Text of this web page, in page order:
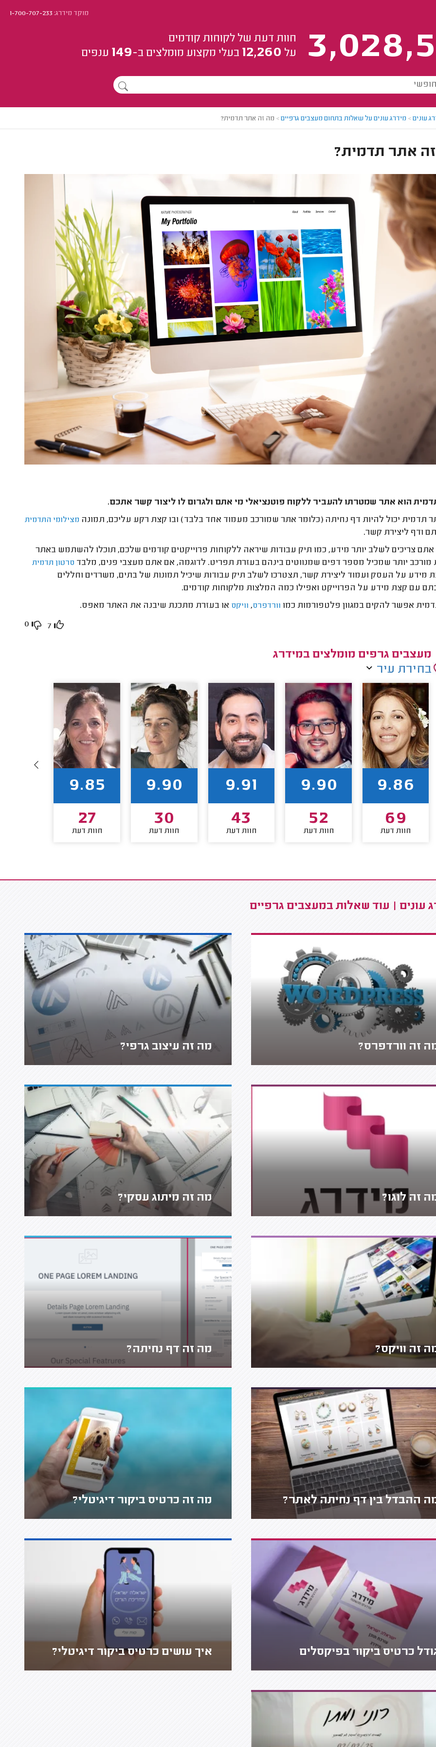
מוקד מידרג:1-700-707-233
חוות דעת של לקוחות קודמים
על 12,260 בעלי מקצוע מומלצים ב-149 ענפים
עונים> מידרג עונים על שאלות בתחום מעצבים גרפיים> מה זה אתר תדמית?
אתר תדמית?
הוא אתר שמטרתו להעביר ללקוח פוטנציאלי מי אתם ולגרום לו ליצור קשר אתכם.
תדמית יכול להיות דף נחיתה (כלומר אתר שמורכב מעמוד אחד בלבד) ובו קצת רקע עליכם, תמונה מצילומי התדמית
ודף ליצירת קשר.
צריכים לשלב יותר מידע, כמו תיק עבודות שיראה ללקוחות פרוייקטים קודמים שלכם, תוכלו להשתמש באתר
מורכב יותר שמכיל מספר דפים שמנווטים בינהם בעזרת תפריט. לדוגמה, אם אתם מעצבי פנים, מלבד סרטון תדמית
מידע על העסק ועמוד ליצירת קשר, תצטרכו לשלב תיק עבודות שיכיל תמונות של בתים, משרדים וחללים
עם קצת מידע על הפרוייקט ואפילו כמה המלצות מלקוחות קודמים.
אפשר להקים במגוון פלטפורמות כמו וורדפרס, וויקס או בעזרת מתכנת שיבנה את האתר מאפס.
7
0
מעצבים גרפים מומלצים במידרג
בחירת עיר
9.86
69
חוות דעת
9.90
52
חוות דעת
9.91
43
חוות דעת
9.90
30
חוות דעת
9.85
27
חוות דעת
עונים | עוד שאלות במעצבים גרפיים
זה וורדפרס? מה זה עיצוב גרפי?
זה לוגו? מה זה מיתוג עסקי?
זה וויקס? מה זה דף נחיתה?
ההבדל בין דף נחיתה לאתר? מה זה כרטיס ביקור דיגיטלי?
כרטיס ביקור בפיקסלים איך עושים כרטיס ביקור דיגיטלי?